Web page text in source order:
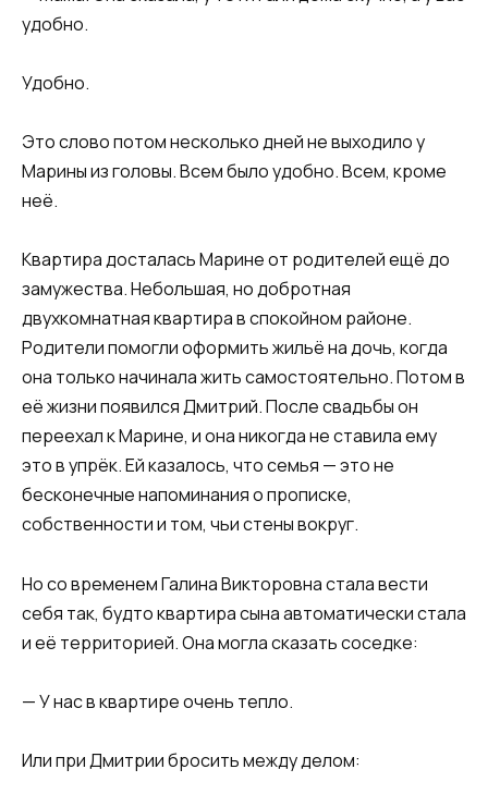
удобно.
Удобно.
Это слово потом несколько дней не выходило у
Марины из головы. Всем было удобно. Всем, кроме
неё.
Квартира досталась Марине от родителей ещё до
замужества. Небольшая, но добротная
двухкомнатная квартира в спокойном районе.
Родители помогли оформить жильё на дочь, когда
она только начинала жить самостоятельно. Потом в
её жизни появился Дмитрий. После свадьбы он
переехал к Марине, и она никогда не ставила ему
это в упрёк. Ей казалось, что семья — это не
бесконечные напоминания о прописке,
собственности и том, чьи стены вокруг.
Но со временем Галина Викторовна стала вести
себя так, будто квартира сына автоматически стала
и её территорией. Она могла сказать соседке:
— У нас в квартире очень тепло.
Или при Дмитрии бросить между делом: